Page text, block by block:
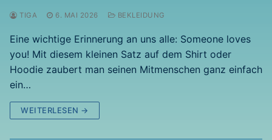
TIGA 6. MAI 2026 BEKLEIDUNG
Eine wichtige Erinnerung an uns alle: Someone loves
you! Mit diesem kleinen Satz auf dem Shirt oder
Hoodie zaubert man seinen Mitmenschen ganz einfach
ein…
WEITERLESEN →